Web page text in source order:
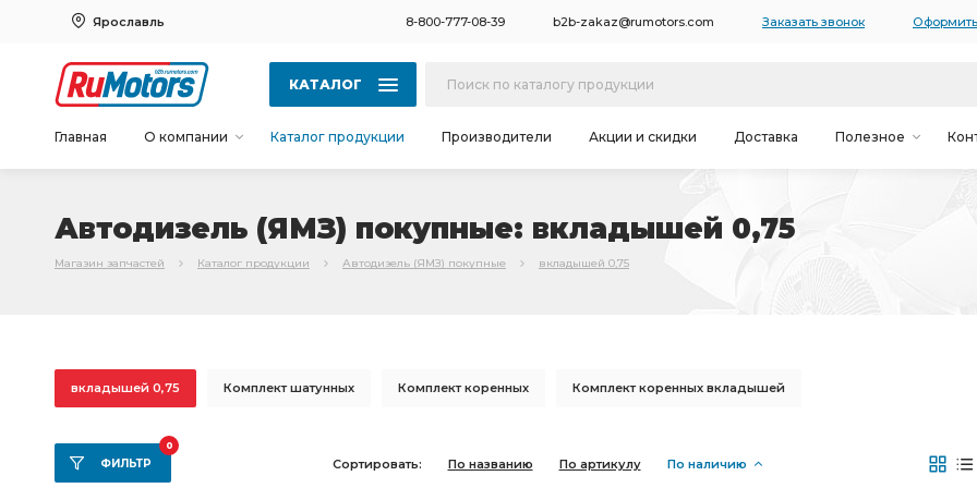
Ярославль 8-800-777-08-39 b2b-zakaz@rumotors.com Заказать звонок
КАТАЛОГ
Главная О компании Каталог продукции Производители Акции и скидки Доставка Полезное
Автодизель (ЯМЗ) покупные: вкладышей 0,75
Магазин запчастей Каталог продукции Автодизель (ЯМЗ) покупные вкладышей 0,75
вкладышей 0,75 Комплект шатунных Комплект коренных Комплект коренных вкладышей
коренных вкладышей
вкладышей 0,25
ФИЛЬТР
0
Сортировать: По названию По артикулу По наличию